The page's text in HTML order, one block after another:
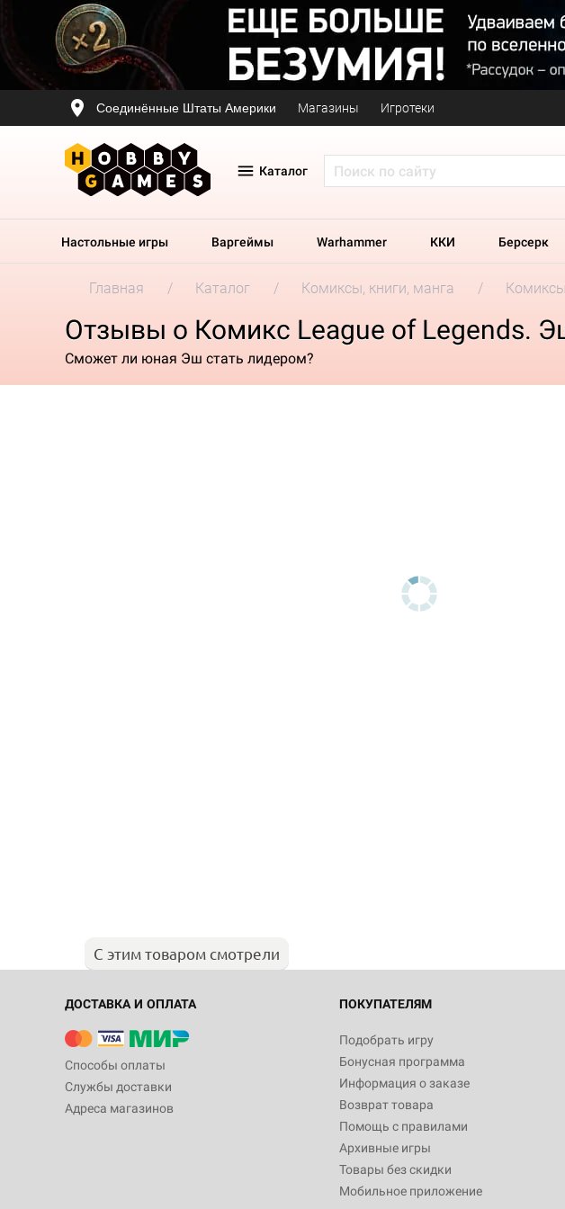
Соединённые Штаты Америки Магазины Игротеки
Каталог
Настольные игры Варгеймы Warhammer ККИ Берсерк
Главная Каталог Комиксы, книги, манга Комиксы
Отзывы о Комикс League of Legends.
Сможет ли юная Эш стать лидером?
С этим товаром смотрели
ДОСТАВКА И ОПЛАТА
Способы оплаты
Службы доставки
Адреса магазинов
ПОКУПАТЕЛЯМ
Подобрать игру
Бонусная программа
Информация о заказе
Возврат товара
Помощь с правилами
Архивные игры
Товары без скидки
Мобильное приложение